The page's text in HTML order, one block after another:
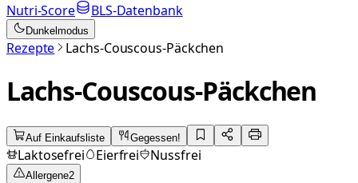
Nutri-Score
BLS-Datenbank
Dunkelmodus
Rezepte Lachs-Couscous-Päckchen
Lachs-Couscous-Päckchen
Auf Einkaufsliste Gegessen!
Laktosefrei Eierfrei Nussfrei
Allergene2